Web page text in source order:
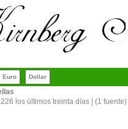
Euro Dollar
los últimos treinta días | (1 fuente)